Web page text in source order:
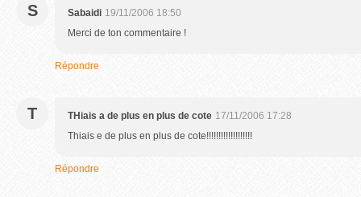
S Sabaidi 19/11/2006 18:50
Merci de ton commentaire !
Répondre
T THiais a de plus en plus de cote 17/11/2006 17:28
Thiais e de plus en plus de cote!!!!!!!!!!!!!!!!!!!
Répondre